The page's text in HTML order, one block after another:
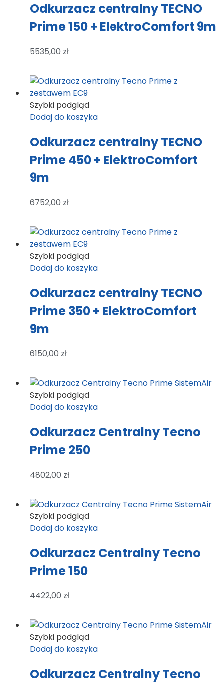
Odkurzacz centralny TECNO
Prime 150 + ElektroComfort 9m
5535,00 zł
Szybki podgląd
Dodaj do koszyka
Odkurzacz centralny TECNO
Prime 450 + ElektroComfort
9m
6752,00 zł
Szybki podgląd
Dodaj do koszyka
Odkurzacz centralny TECNO
Prime 350 + ElektroComfort
9m
6150,00 zł
Szybki podgląd
Dodaj do koszyka
Odkurzacz Centralny Tecno
Prime 250
4802,00 zł
Szybki podgląd
Dodaj do koszyka
Odkurzacz Centralny Tecno
Prime 150
4422,00 zł
Szybki podgląd
Dodaj do koszyka
Odkurzacz Centralny Tecno